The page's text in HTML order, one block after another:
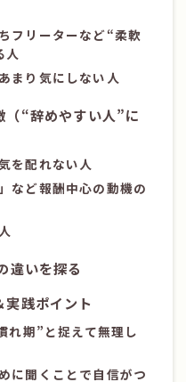
フリーターなど“柔軟
人
まり気にしない人
（“辞めやすい人”に
を配れない人
など報酬中心の動機の
違いを探る
践ポイント
れ期”と捉えて無理し
に聞くことで自信がつ